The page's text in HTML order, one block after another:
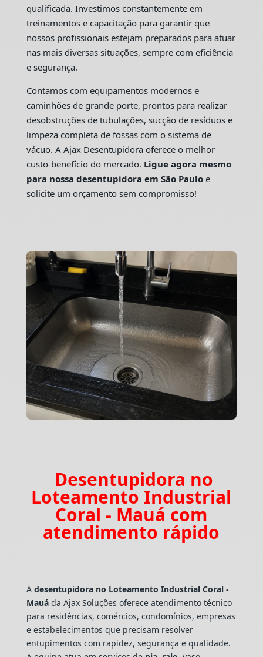
qualificada. Investimos constantemente em
treinamentos e capacitação para garantir que
nossos profissionais estejam preparados para atuar
nas mais diversas situações, sempre com eficiência
e segurança.
Contamos com equipamentos modernos e
caminhões de grande porte, prontos para realizar
desobstruções de tubulações, sucção de resíduos e
limpeza completa de fossas com o sistema de
vácuo. A Ajax Desentupidora oferece o melhor
custo-benefício do mercado. Ligue agora mesmo
para nossa desentupidora em São Pauloe
solicite um orçamento sem compromisso!
Desentupidora no
Loteamento Industrial
Coral - Mauá com
atendimento rápido
A desentupidora no Loteamento Industrial Coral -
Mauáda Ajax Soluções oferece atendimento técnico
para residências, comércios, condomínios, empresas
e estabelecimentos que precisam resolver
entupimentos com rapidez, segurança e qualidade.